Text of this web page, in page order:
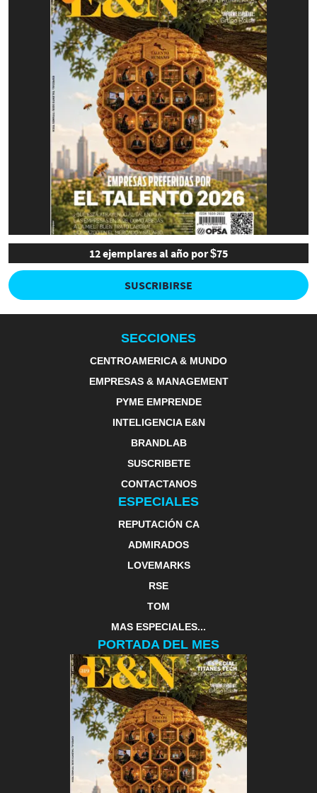
12 ejemplares al año por $75
SUSCRIBIRSE
SECCIONES
CENTROAMERICA & MUNDO
EMPRESAS & MANAGEMENT
PYME EMPRENDE
INTELIGENCIA E&N
BRANDLAB
SUSCRIBETE
CONTACTANOS
ESPECIALES
REPUTACIÓN CA
ADMIRADOS
LOVEMARKS
RSE
TOM
MAS ESPECIALES...
PORTADA DEL MES